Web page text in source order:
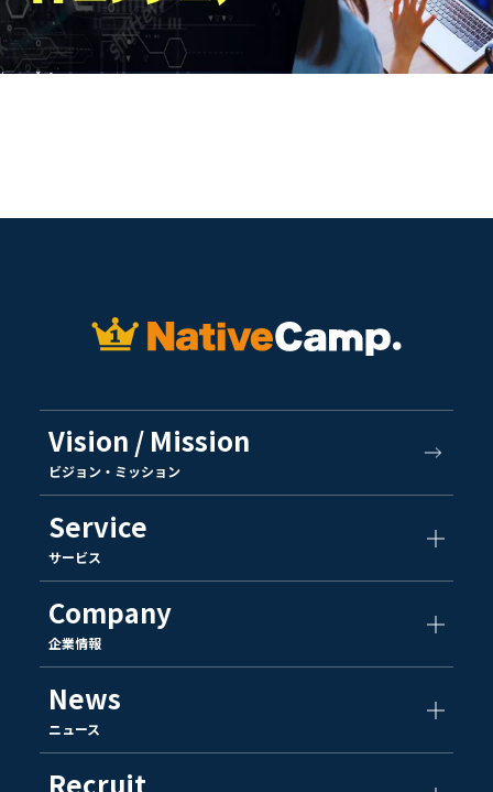
Vision / Mission
ビジョン・ミッション
Service
サービス
Company
企業情報
News
ニュース
Recruit